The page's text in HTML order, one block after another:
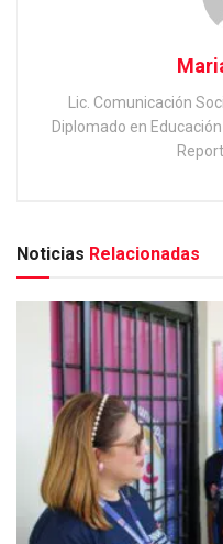
Lic. Comunicación
Diplomado en
Noticias Relacionadas